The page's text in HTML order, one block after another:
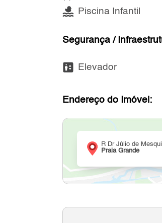
Piscina Infantil
Segurança /
Elevador
Endereço do Imóvel:
R Dr Júlio de
Praia Grande